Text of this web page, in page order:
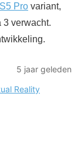
Pro variant,
3 verwacht.
5 jaar geleden
Reality